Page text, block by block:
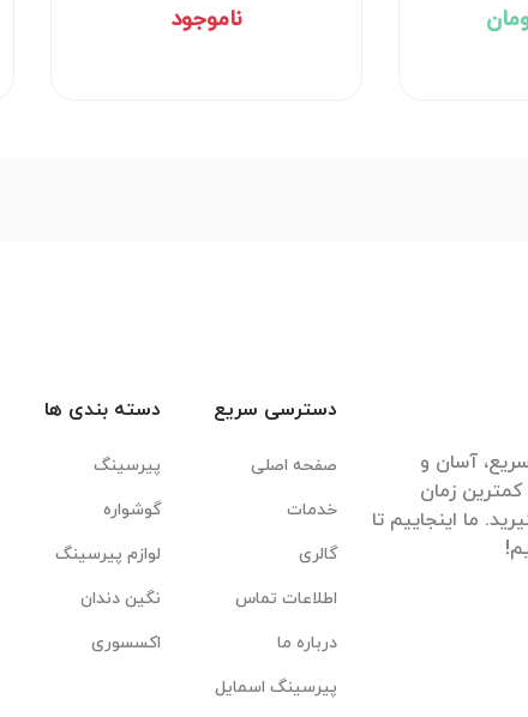
ناموجود
آسان و
زمان
ما اینجاییم تا
دسترسی سریع
صفحه اصلی
خدمات
گالری
اطلاعات تماس
درباره ما
پیرسینگ اسمایل
دسته بندی ها
پیرسینگ
گوشواره
لوازم پیرسینگ
نگین دندان
اکسسوری